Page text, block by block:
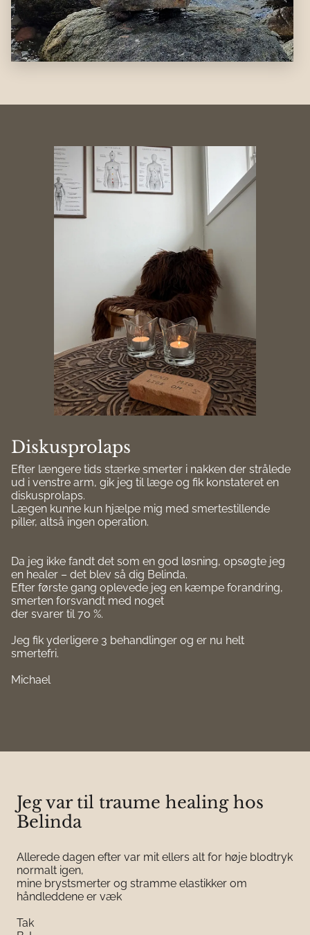
Diskusprolaps
Efter længere tids stærke smerter i nakken der strålede
ud i venstre arm, gik jeg til læge og fik konstateret en
diskusprolaps.
Lægen kunne kun hjælpe mig med smertestillende
piller, altså ingen operation.
Da jeg ikke fandt det som en god løsning, opsøgte jeg
en healer – det blev så dig Belinda.
Efter første gang oplevede jeg en kæmpe forandring,
smerten forsvandt med noget
der svarer til 70 %.
Jeg fik yderligere 3 behandlinger og er nu helt
smertefri.
Michael
Jeg var til traume healing hos
Belinda
Allerede dagen efter var mit ellers alt for høje blodtryk
normalt igen,
mine brystsmerter og stramme elastikker om
håndleddene er væk
Tak